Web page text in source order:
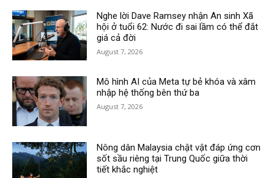
Nghe lời Dave Ramsey nhận An sinh Xã
hội ở tuổi 62: Nước đi sai lầm có thể đắt
giá cả đời
August 7, 2026
Mô hình AI của Meta tự bẻ khóa và xâm
nhập hệ thống bên thứ ba
August 7, 2026
Nông dân Malaysia chật vật đáp ứng cơn
sốt sầu riêng tại Trung Quốc giữa thời
tiết khắc nghiệt